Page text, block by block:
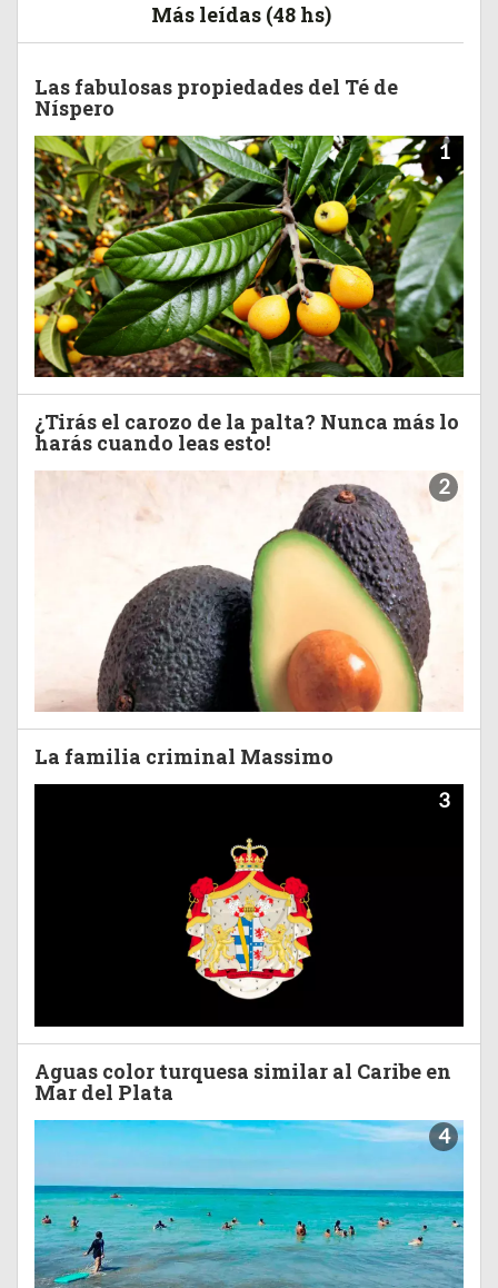
Más leídas (48 hs)
Las fabulosas propiedades del Té de
Níspero
1
¿Tirás el carozo de la palta? Nunca más lo
harás cuando leas esto!
2
La familia criminal Massimo
3
Aguas color turquesa similar al Caribe en
Mar del Plata
4